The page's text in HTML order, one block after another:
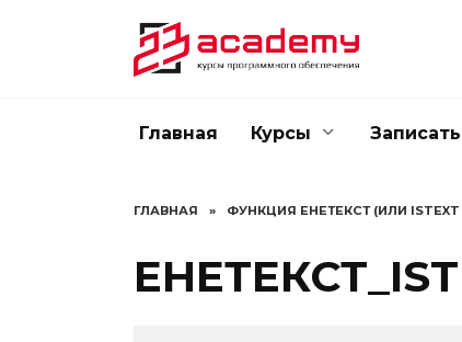
Главная Курсы
ГЛАВНАЯ » ФУНКЦИЯ ЕНЕТЕКСТ (ИЛИ